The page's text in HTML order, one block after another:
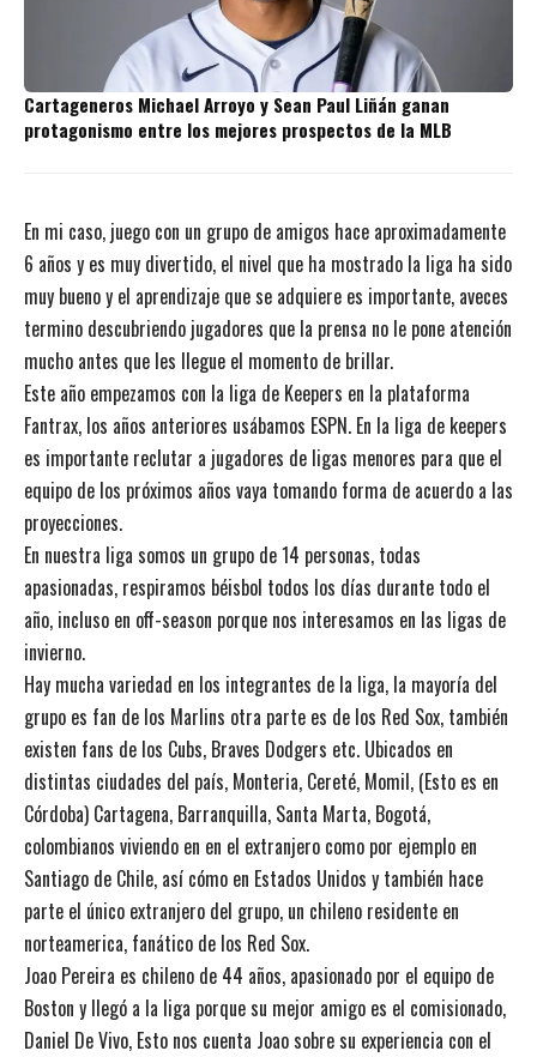
Cartageneros Michael Arroyo y Sean Paul Liñán ganan
protagonismo entre los mejores prospectos de la MLB
En mi caso, juego con un grupo de amigos hace aproximadamente
6 años y es muy divertido, el nivel que ha mostrado la liga ha sido
muy bueno y el aprendizaje que se adquiere es importante, aveces
termino descubriendo jugadores que la prensa no le pone atención
mucho antes que les llegue el momento de brillar.
Este año empezamos con la liga de Keepers en la plataforma
Fantrax, los años anteriores usábamos ESPN. En la liga de keepers
es importante reclutar a jugadores de ligas menores para que el
equipo de los próximos años vaya tomando forma de acuerdo a las
proyecciones.
En nuestra liga somos un grupo de 14 personas, todas
apasionadas, respiramos béisbol todos los días durante todo el
año, incluso en off-season porque nos interesamos en las ligas de
invierno.
Hay mucha variedad en los integrantes de la liga, la mayoría del
grupo es fan de los Marlins otra parte es de los Red Sox, también
existen fans de los Cubs, Braves Dodgers etc. Ubicados en
distintas ciudades del país, Monteria, Cereté, Momil, (Esto es en
Córdoba) Cartagena, Barranquilla, Santa Marta, Bogotá,
colombianos viviendo en en el extranjero como por ejemplo en
Santiago de Chile, así cómo en Estados Unidos y también hace
parte el único extranjero del grupo, un chileno residente en
norteamerica, fanático de los Red Sox.
Joao Pereira es chileno de 44 años, apasionado por el equipo de
Boston y llegó a la liga porque su mejor amigo es el comisionado,
Daniel De Vivo, Esto nos cuenta Joao sobre su experiencia con el